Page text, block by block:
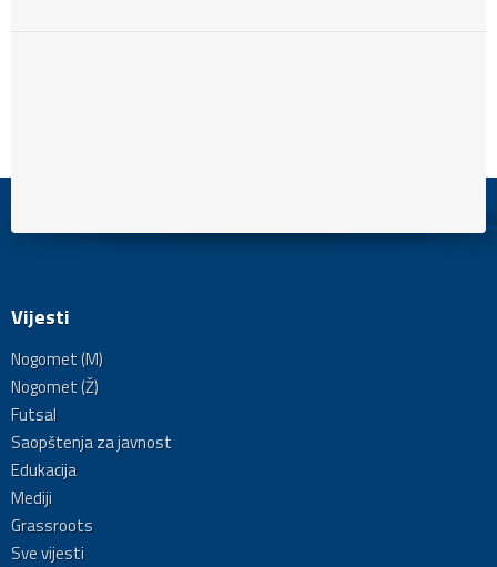
Vijesti
Nogomet (M)
Nogomet (Ž)
Futsal
Saopštenja za javnost
Edukacija
Mediji
Grassroots
Sve vijesti